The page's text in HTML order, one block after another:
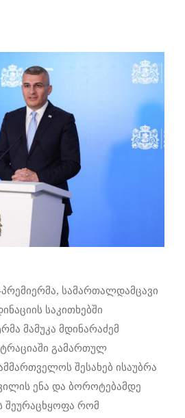
სამართალდამცავი
საკითხებში
მამუკა მდინარაძემ
გამართულ
შესახებ ისაუბრა
ენა და ბოროტებამდე
შეურაცხყოფა რომ